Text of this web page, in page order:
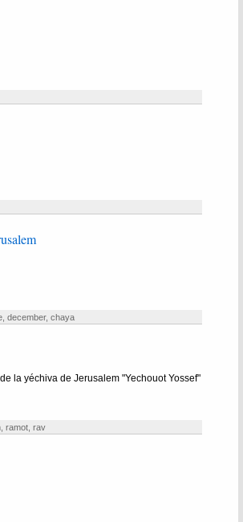
, december, chaya
la yéchiva de Jerusalem "Yechouot Yossef"
, ramot, rav